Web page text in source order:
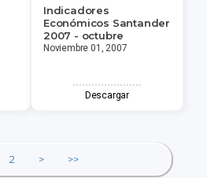
Indicadores
Económicos Santander
2007 - octubre
Noviembre 01, 2007
Descargar
2 > >>